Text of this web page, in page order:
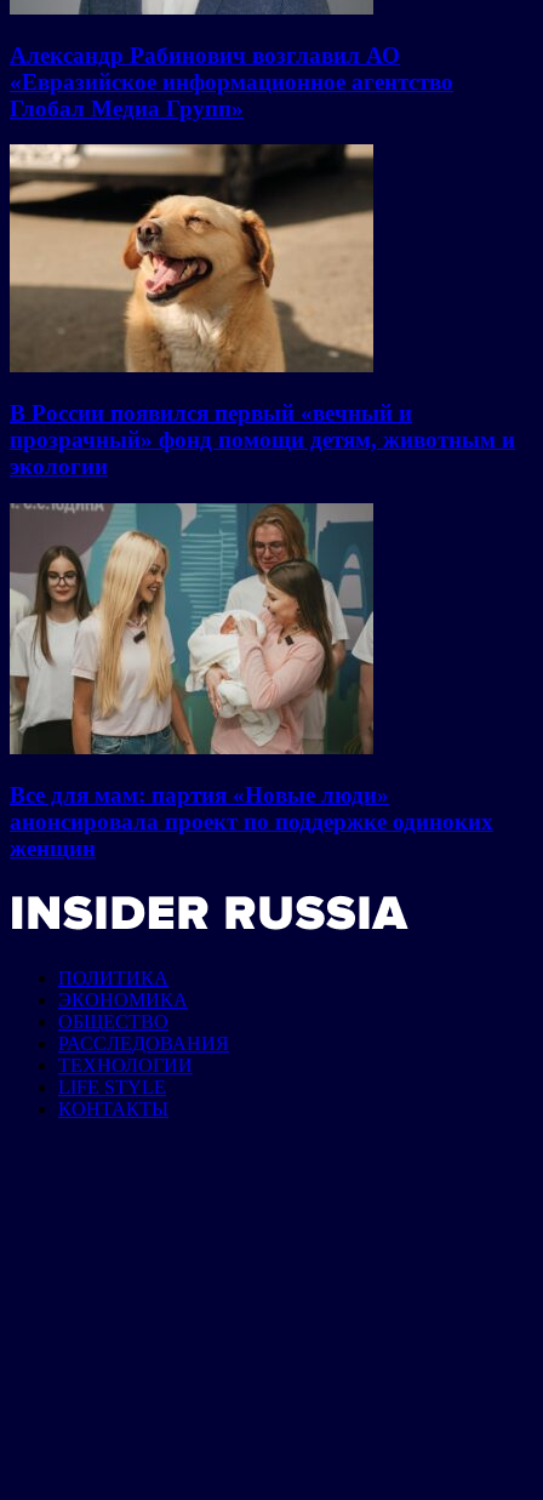
Александр Рабинович возглавил АО
«Евразийское информационное агентство
Глобал Медиа Групп»
В России появился первый «вечный и
прозрачный» фонд помощи детям, животным и
экологии
Все для мам: партия «Новые люди»
анонсировала проект по поддержке одиноких
женщин
ПОЛИТИКА
ЭКОНОМИКА
ОБЩЕСТВО
РАССЛЕДОВАНИЯ
ТЕХНОЛОГИИ
LIFE STYLE
КОНТАКТЫ